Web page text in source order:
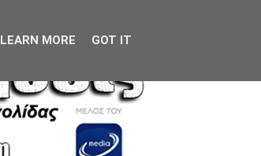
LEARN MORE GOT IT